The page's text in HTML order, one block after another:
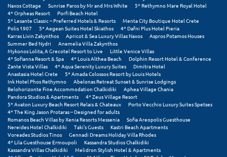
Naxos Cottage
Sunrise Paros by Mr and Mrs White
5* Rethymno Mare Royal Hotel
4* Orpheas Resort
Porfi Beach Hotel
5* Lesante Classic – Preferred Hotels & Resorts
Menta City Boutique Hotel Crete
Polis 1907
5* Aegean Suites Hotel Skiathos
4* Dafni Plus Hotel Pieria
Karras Livin Zakynthos
Apricot & Sea Luxury Villas Naxos
Aspros Potamos Houses
Summer Bed Nydri
Anemelia Villa Zakynthos
Mykonos Lolita, A Grecotel Resort to Live
Little Venice Villas
4* Sofianna Resort & Spa
4* Louis Althea Beach
Dolphin Resort Hotel & Conference
Zante Vista Villas
4* Aqua Serenity Luxury Suites
Dimitra Hotel
Anastasia Hotel Crete
5* Amada Colossos Resort by Louis Hotels
Ink Hotel Phos Rethymno
Abelonas Retreat Sunset & Sunrise Lodgings
Belohorizonte Fine Accommodation Chalkidiki
Aphea Village Chania
Pandora Studios & Apartments
4* Zeus Village Resort
5* Avaton Luxury Beach Resort Relais & Chateaux
Porto Vecchio Luxury Suites Spetses
4* The King Jason Protaras – Designed for adults
Romanos Beach Villas by Xenia Resorts Messenia
Sofia Areopolis Guesthouse
Nereides Hotel Chalkidiki
Taki's Guests
Kastri Beach Apartments
Voreades Studios Tinos
Gennadi Dreams Holiday Villa Rhodes
4* Lila Guesthouse Ermoupoli
Kassandra Studios Chalkidiki
Kassandra Villas Chalkidiki
Melidron Stylish Hotel & Apartments